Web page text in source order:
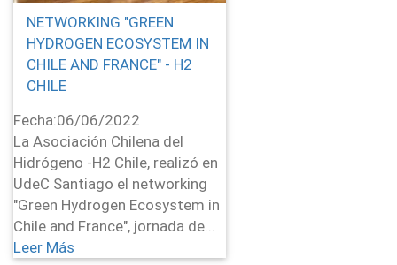
NETWORKING "GREEN
HYDROGEN ECOSYSTEM IN
CHILE AND FRANCE" - H2
CHILE
Fecha:06/06/2022
La Asociación Chilena del
Hidrógeno -H2 Chile, realizó en
UdeC Santiago el networking
"Green Hydrogen Ecosystem in
Chile and France", jornada de...
Leer Más